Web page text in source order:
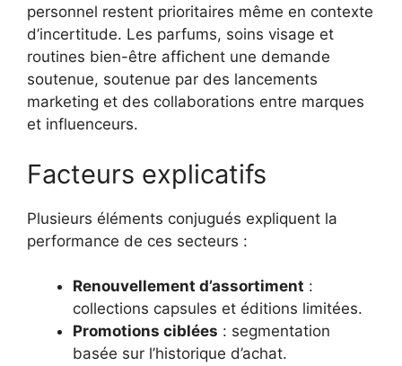
personnel restent prioritaires même en contexte
d’incertitude. Les parfums, soins visage et
routines bien-être affichent une demande
soutenue, soutenue par des lancements
marketing et des collaborations entre marques
et influenceurs.
Facteurs explicatifs
Plusieurs éléments conjugués expliquent la
performance de ces secteurs :
Renouvellement d’assortiment :
collections capsules et éditions limitées.
Promotions ciblées : segmentation
basée sur l’historique d’achat.